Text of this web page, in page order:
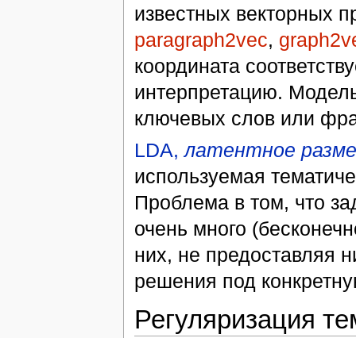
известных векторных
paragraph2vec,
координата
интерпретацию.
ключевых слов или
LDA, латентное
используемая
Проблема в том, что
очень много
них, не предоставляя
решения под
Регуляризация